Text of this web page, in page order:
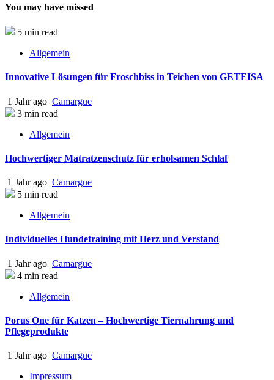
You may have missed
5 min read
Allgemein
Innovative Lösungen für Froschbiss in Teichen von GETEISA
1 Jahr ago Camargue
3 min read
Allgemein
Hochwertiger Matratzenschutz für erholsamen Schlaf
1 Jahr ago Camargue
5 min read
Allgemein
Individuelles Hundetraining mit Herz und Verstand
1 Jahr ago Camargue
4 min read
Allgemein
Porus One für Katzen – Hochwertige Tiernahrung und
Pflegeprodukte
1 Jahr ago Camargue
Impressum